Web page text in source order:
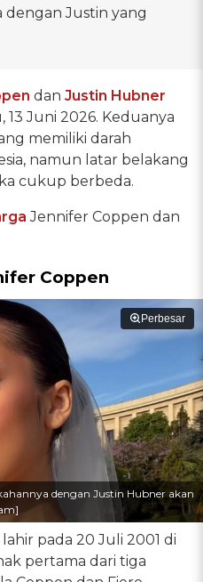
Justin yang
dan Justin Hubner
13 Juni 2026. Keduanya
memiliki darah
namun latar belakang
cukup berbeda.
Jennifer Coppen dan
Coppen
Perbesar
dengan Justin Hubner akan
pada 20 Juli 2001 di
pertama dari tiga